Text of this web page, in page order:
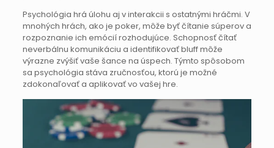
Psychológia hrá úlohu aj v interakcii s ostatnými hráčmi. V
mnohých hrách, ako je poker, môže byť čítanie súperov a
rozpoznanie ich emócií rozhodujúce. Schopnosť čítať
neverbálnu komunikáciu a identifikovať bluff môže
výrazne zvýšiť vaše šance na úspech. Týmto spôsobom
sa psychológia stáva zručnosťou, ktorú je možné
zdokonaľovať a aplikovať vo vašej hre.